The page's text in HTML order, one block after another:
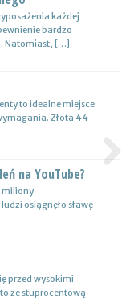
każdej
bardzo
Natomiast, […]
to idealne miejsce
Złota 44
na YouTube?
miliony
osiągnęło sławę
przed wysokimi
ze stuprocentową
być dobrane
poziom
czy także
floty aut,
specjalności.
również
Warto
ogrodowej sprawdzi